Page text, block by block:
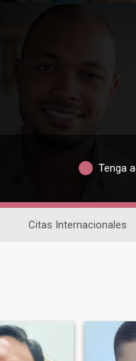
Tenga
Citas Internacionales